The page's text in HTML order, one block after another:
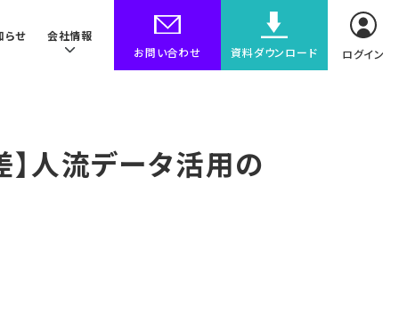
らせ
会社情報
お問い合わせ
資料ダウンロード ログイン
人流データ活用の